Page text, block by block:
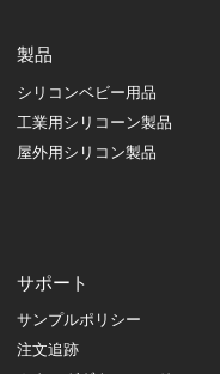
製品
シリコンベビー用品
工業用シリコーン製品
屋外用シリコン製品
サポート
サンプルポリシー
注文追跡